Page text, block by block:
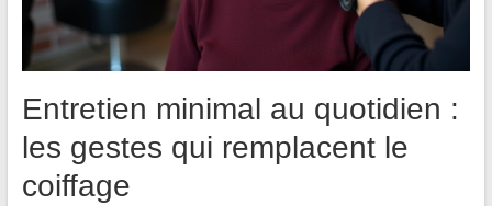
Entretien minimal au quotidien :
les gestes qui remplacent le
coiffage